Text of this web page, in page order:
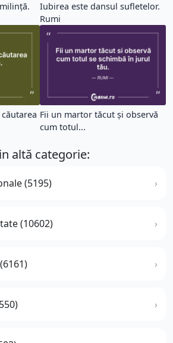
Iubirea este dansul sufletelor.
Rumi
Fii un martor tăcut și observă
cum totul...
altă categorie:
(5195)
(10602)